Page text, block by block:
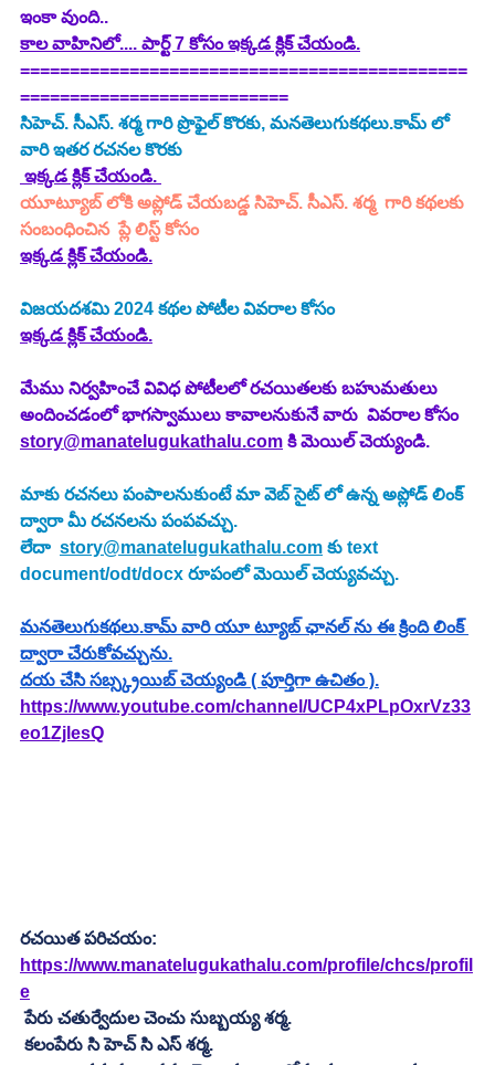
ఇంకా వుంది..
కాల వాహినిలో.... పార్ట్ 7 కోసం ఇక్కడ క్లిక్ చేయండి.
=============================================
===========================
సిహెచ్. సీఎస్. శర్మ గారి ప్రొఫైల్ కొరకు, మనతెలుగుకథలు.కామ్ లో
వారి ఇతర రచనల కొరకు
ఇక్కడ క్లిక్ చేయండి.
యూట్యూబ్ లోకి అప్లోడ్ చేయబడ్డ సిహెచ్. సీఎస్. శర్మ  గారి కథలకు
సంబంధించిన  ప్లే లిస్ట్ కోసం
ఇక్కడ క్లిక్ చేయండి.
విజయదశమి 2024 కథల పోటీల వివరాల కోసం
ఇక్కడ క్లిక్ చేయండి.
మేము నిర్వహించే వివిధ పోటీలలో రచయితలకు బహుమతులు
అందించడంలో భాగస్వాములు కావాలనుకునే వారు  వివరాల కోసం
story@manatelugukathalu.com కి మెయిల్ చెయ్యండి.
మాకు రచనలు పంపాలనుకుంటే మా వెబ్ సైట్ లో ఉన్న అప్లోడ్ లింక్
ద్వారా మీ రచనలను పంపవచ్చు.
లేదా story@manatelugukathalu.com కు text
document/odt/docx రూపంలో మెయిల్ చెయ్యవచ్చు.
మనతెలుగుకథలు.కామ్ వారి యూ ట్యూబ్ ఛానల్ ను ఈ క్రింది లింక్
ద్వారా చేరుకోవచ్చును.
దయ చేసి సబ్స్క్రయిబ్ చెయ్యండి ( పూర్తిగా ఉచితం ).
https://www.youtube.com/channel/UCP4xPLpOxrVz33
eo1ZjlesQ
రచయిత పరిచయం:
https://www.manatelugukathalu.com/profile/chcs/profil
e
పేరు చతుర్వేదుల చెంచు సుబ్బయ్య శర్మ.
కలంపేరు సి హెచ్ సి ఎస్ శర్మ.